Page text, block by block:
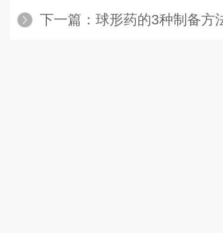
下一篇： 球形药的3种制备方